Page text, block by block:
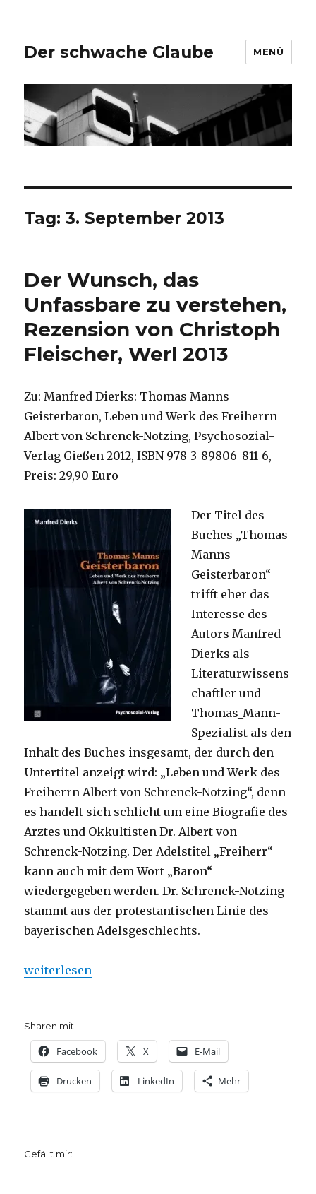
Der schwache Glaube MENÜ
Tag:3. September 2013
Der Wunsch, das
Unfassbare zu verstehen,
Rezension von Christoph
Fleischer, Werl 2013
Zu: Manfred Dierks: Thomas Manns
Geisterbaron, Leben und Werk des Freiherrn
Albert von Schrenck-Notzing, Psychosozial-
Verlag Gießen 2012, ISBN 978-3-89806-811-6,
Preis: 29,90 Euro
Der Titel des
Buches „Thomas
Manns
Geisterbaron“
trifft eher das
Interesse des
Autors Manfred
Dierks als
Literaturwissens
chaftler und
Thomas_Mann-
Spezialist als den
Inhalt des Buches insgesamt, der durch den
Untertitel anzeigt wird: „Leben und Werk des
Freiherrn Albert von Schrenck-Notzing“, denn
es handelt sich schlicht um eine Biografie des
Arztes und Okkultisten Dr. Albert von
Schrenck-Notzing. Der Adelstitel „Freiherr“
kann auch mit dem Wort „Baron“
wiedergegeben werden. Dr. Schrenck-Notzing
stammt aus der protestantischen Linie des
bayerischen Adelsgeschlechts.
„Der Wunsch, das Unfassbare zu verstehen,
weiterlesen
Sharen mit:
Facebook X E-Mail
Drucken LinkedIn Mehr
Gefällt mir: